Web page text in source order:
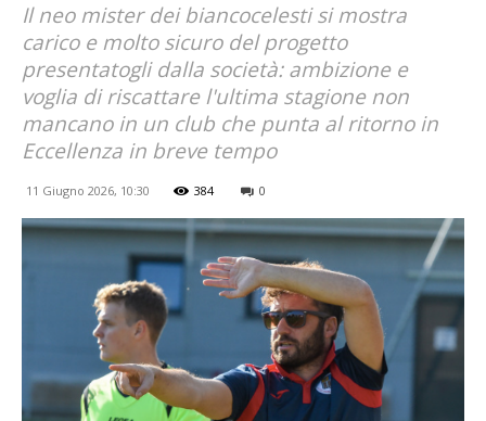
Il neo mister dei biancocelesti si mostra
carico e molto sicuro del progetto
presentatogli dalla società: ambizione e
voglia di riscattare l'ultima stagione non
mancano in un club che punta al ritorno in
Eccellenza in breve tempo
11 Giugno 2026, 10:30 384 0